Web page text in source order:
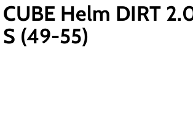
CUBE Helm DIRT
S (49-55)